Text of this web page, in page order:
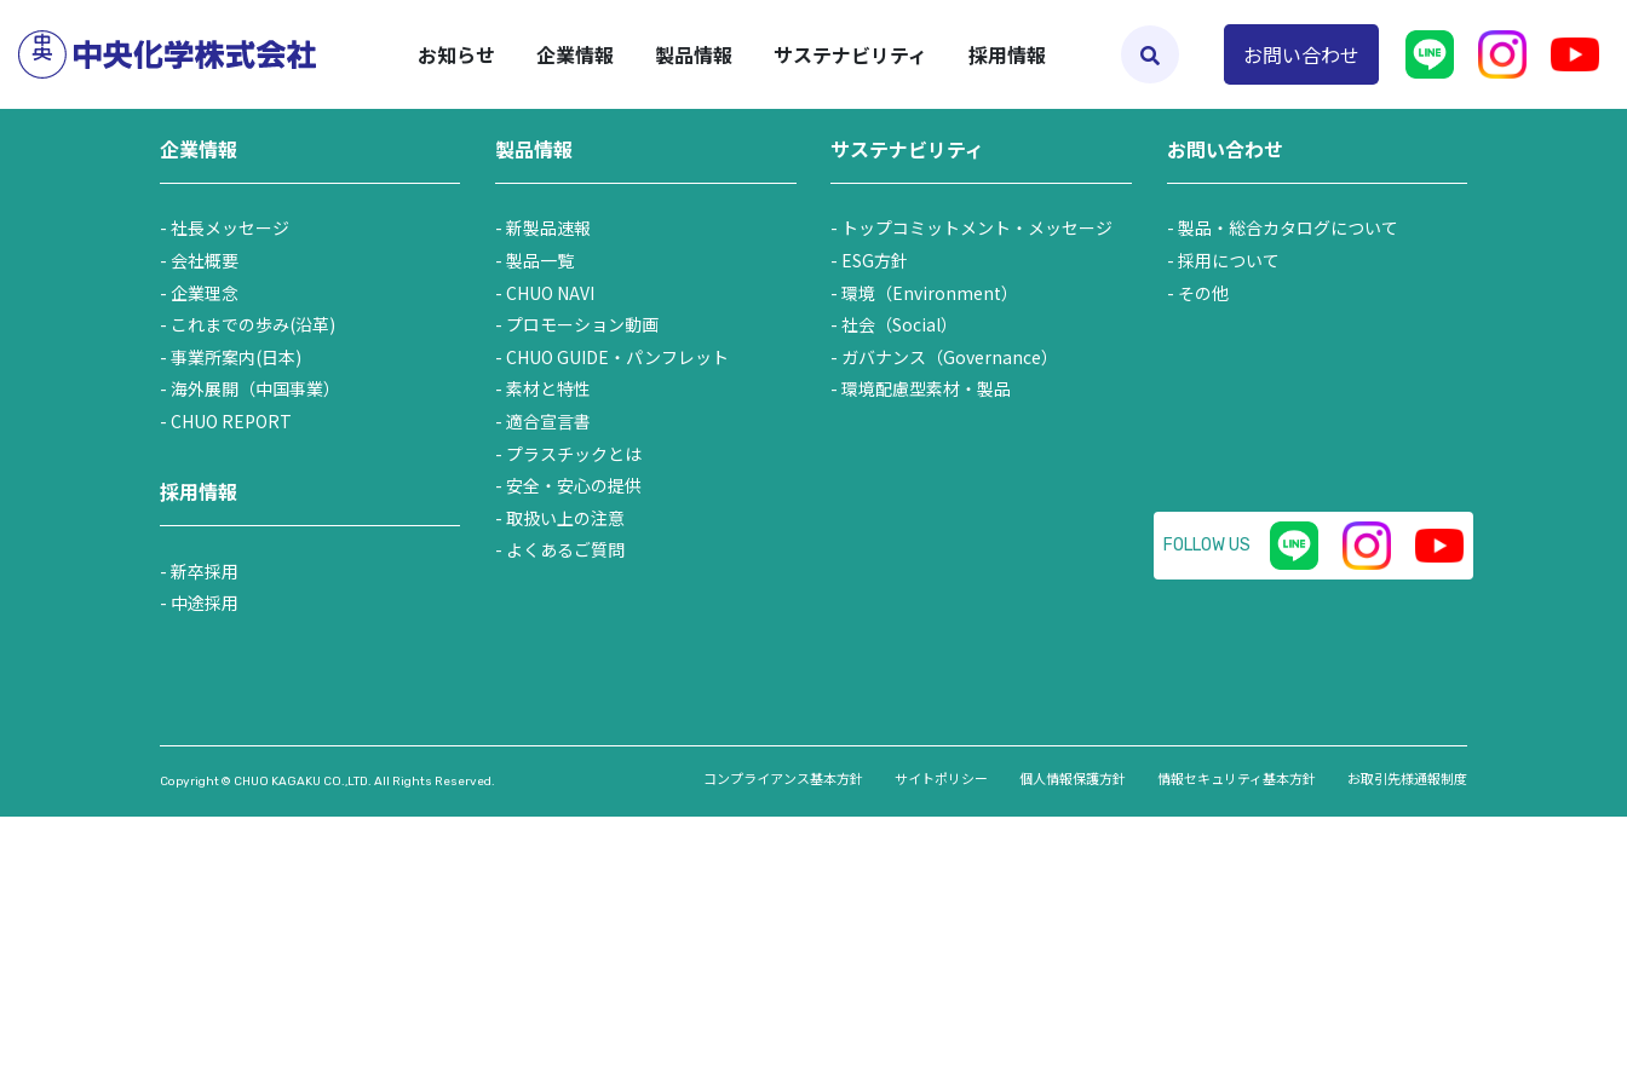
お知らせ 企業情報
CHUO REPORT 中期経営計画
製品情報
安全・安心の提供 取扱い上の注意 よくあるご質問
サステナビリティ 採用情報 お問い合わせ
企業情報
社長メッセージ
会社概要
企業理念
これまでの歩み(沿革)
事業所案内(日本)
海外展開（中国事業）
CHUO REPORT
採用情報
新卒採用
中途採用
製品情報
新製品速報
製品一覧
CHUO NAVI
プロモーション動画
CHUO GUIDE・パンフレット
素材と特性
適合宣言書
プラスチックとは
安全・安心の提供
取扱い上の注意
よくあるご質問
サステナビリティ
トップコミットメント・メッセージ
ESG方針
環境（Environment）
社会（Social）
ガバナンス（Governance）
環境配慮型素材・製品
お問い合わせ
製品・総合カタログについて
採用について
その他
FOLLOW US
コンプライアンス基本方針 サイトポリシー 個人情報保護方針 情報セキュリティ基本方針 お取引先様通報制度
Copyright © CHUO KAGAKU CO.,LTD. All Rights Reserved.